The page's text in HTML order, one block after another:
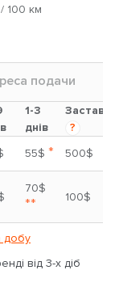
100 км
подачи
1-3
днів
Застава
?
55$ *
500$
70$
** 100$
добу
від 3-х діб